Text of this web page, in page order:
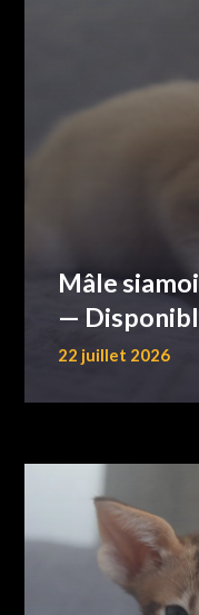
Mâle
—
22 juillet 2026